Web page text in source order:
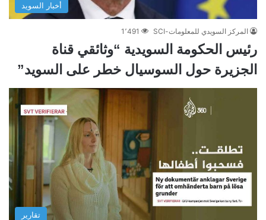
أخبار السويد
المركز السويدي للمعلومات-SCI 1٬491
رئيس الحكومة السويدية “وثائقي قناة
الجزيرة حول السوسيال خطر على السويد”
تقارير